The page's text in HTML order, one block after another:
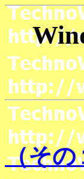
（そ